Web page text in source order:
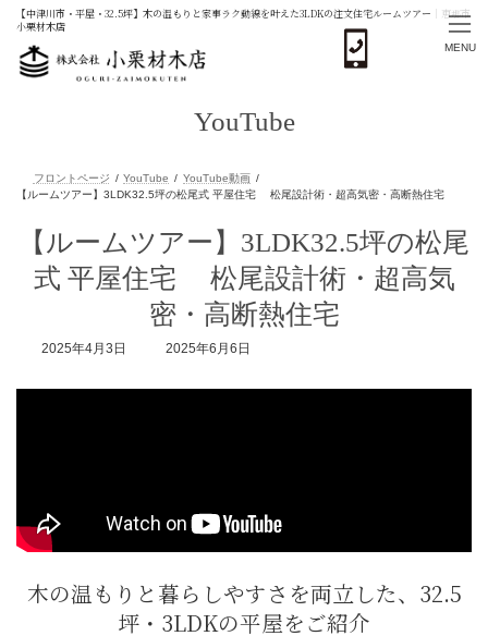
【中津川市・平屋・32.5坪】木の温もりと家事ラク動線を叶えた3LDKの注文住宅ルームツアー｜恵那市
小栗材木店
YouTube
【ルームツアー】3LDK32.5坪の松尾式 平屋住宅 松尾設計術・超高気密
【ルームツアー】3LDK32.5坪の松尾
式 平屋住宅 松尾設計術・超高気
密・高断熱住宅
2025年4月3日
最
2025年6月6日
MENU